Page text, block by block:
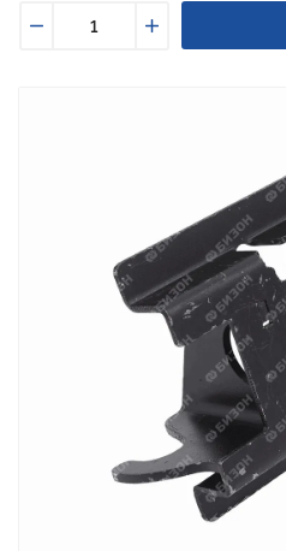
Увеличить